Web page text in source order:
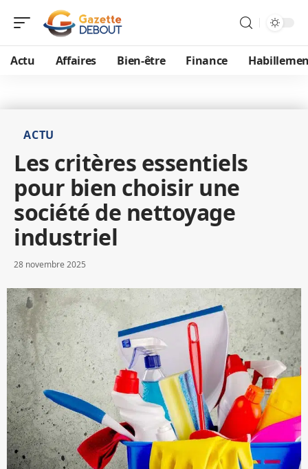
Actu Affaires Bien-être Finance
ACTU
Les critères essentiels
pour bien choisir une
société de nettoyage
industriel
28 novembre 2025